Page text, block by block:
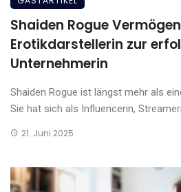
Shaiden Rogue
Erotikdarstellerin zur
Unternehmerin
Shaiden Rogue ist längst mehr als
Sie hat sich als Influencerin,
21. Juni 2025